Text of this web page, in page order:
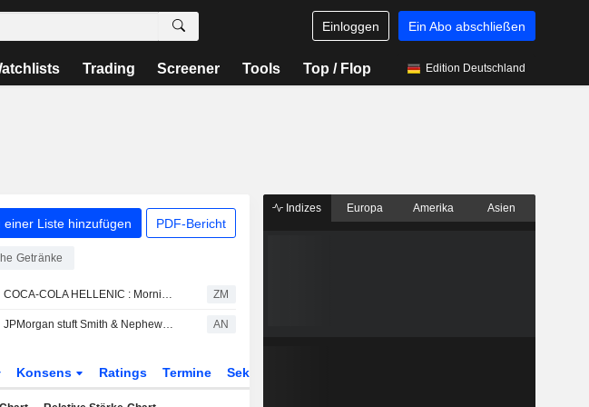
Einloggen Ein Abo abschließen
Trading Screener Tools Top / Flop Edition Deutschland
einer Liste hinzufügen PDF-Bericht
Getränke
COCA-COLA HELLENIC : Morningstar zieht seine Verkaufsbewertung zurück ZM
JPMorgan stuft Smith & Nephew herab; Analysten mögen Next AN
Konsens Ratings Termine Sektor
Indizes Europa Amerika Asien